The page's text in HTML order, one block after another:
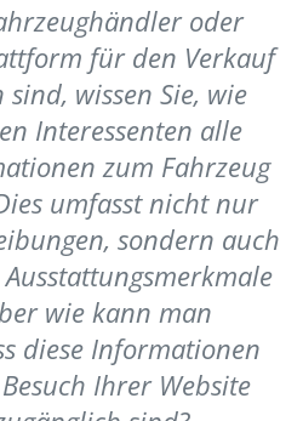
oder
für den Verkauf
wissen Sie, wie
Interessenten alle
zum Fahrzeug
umfasst nicht nur
sondern auch
wie kann man
diese Informationen
Ihrer Website